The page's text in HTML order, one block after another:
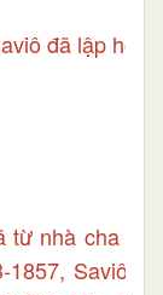
đã lập hội
từ nhà cha
Saviô